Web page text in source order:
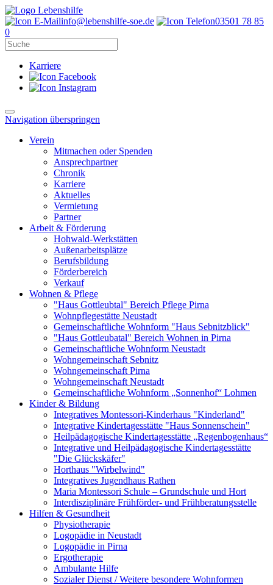
info@lebenshilfe-soe.de
03501 78 85
0
Karriere
Navigation überspringen
Verein
Mitmachen oder Spenden
Ansprechpartner
Chronik
Karriere
Aktuelles
Vermietung
Partner
Arbeit & Förderung
Hohwald-Werkstätten
Außenarbeitsplätze
Berufsbildung
Förderbereich
Verkauf
Wohnen & Pflege
"Haus Gottleubtal" Bereich Pflege Pirna
Wohnpflegestätte Neustadt
Gemeinschaftliche Wohnform "Haus Sebnitzblick"
"Haus Gottleubatal" Bereich Wohnen in Pirna
Gemeinschaftliche Wohnform Neustadt
Wohngemeinschaft Sebnitz
Wohngemeinschaft Pirna
Wohngemeinschaft Neustadt
Gemeinschaftliche Wohnform „Sonnenhof“ Lohmen
Kinder & Bildung
Integratives Montessori-Kinderhaus "Kinderland"
Integrative Kindertagesstätte "Haus Sonnenschein"
Heilpädagogische Kindertagesstätte „Regenbogenhaus“
Integrative und Heilpädagogische Kindertagesstätte
"Die Glückskäfer"
Horthaus "Wirbelwind"
Integratives Jugendhaus Rathen
Maria Montessori Schule – Grundschule und Hort
Interdisziplinäre Frühförder- und Frühberatungsstelle
Hilfen & Gesundheit
Physiotherapie
Logopädie in Neustadt
Logopädie in Pirna
Ergotherapie
Ambulante Hilfe
Sozialer Dienst / Weitere besondere Wohnformen